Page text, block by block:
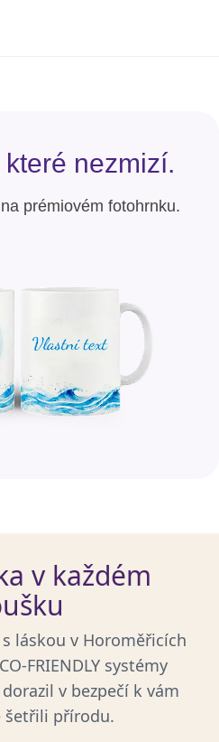
nezmizí.
prémiovém fotohrnku.
v každém
láskou v Horoměřicích
FRIENDLY systémy
v bezpečí k vám
šetřili přírodu.